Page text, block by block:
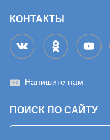
КОНТАКТЫ
Напишите нам
ПОИСК ПО САЙТУ